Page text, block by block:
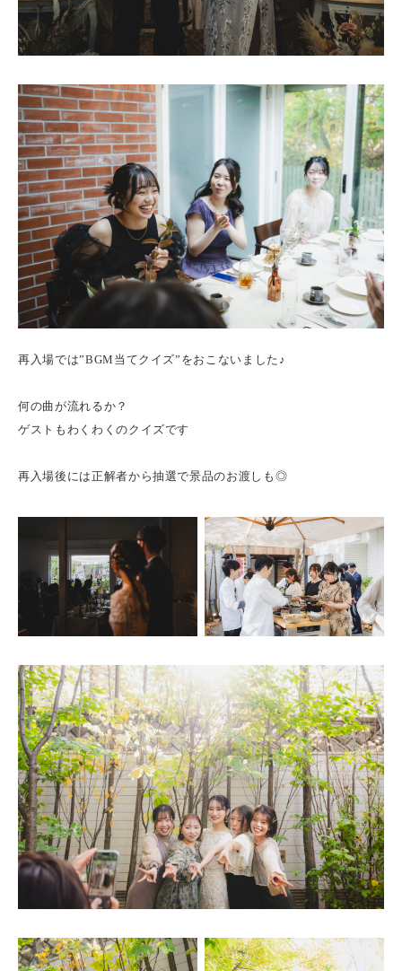
再入場では”BGM当てクイズ”をおこないました♪
何の曲が流れるか？
ゲストもわくわくのクイズです
再入場後には正解者から抽選で景品のお渡しも◎